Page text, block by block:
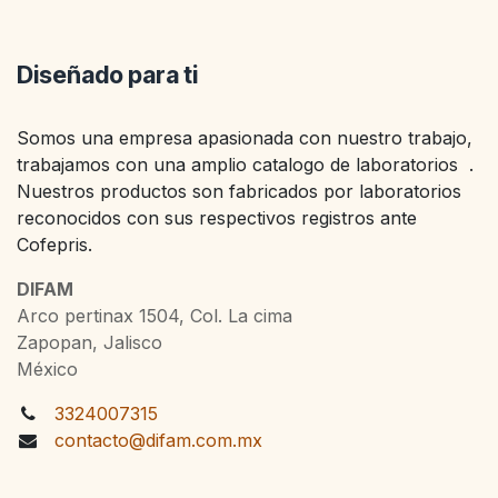
Diseñado para ti
Somos una empresa apasionada con nuestro trabajo,
trabajamos con una amplio catalogo de laboratorios .
Nuestros productos son fabricados por laboratorios
reconocidos con sus respectivos registros ante
Cofepris.
DIFAM
Arco pertinax 1504, Col. La cima
Zapopan, Jalisco
México
3324007315
contacto@difam.com.mx